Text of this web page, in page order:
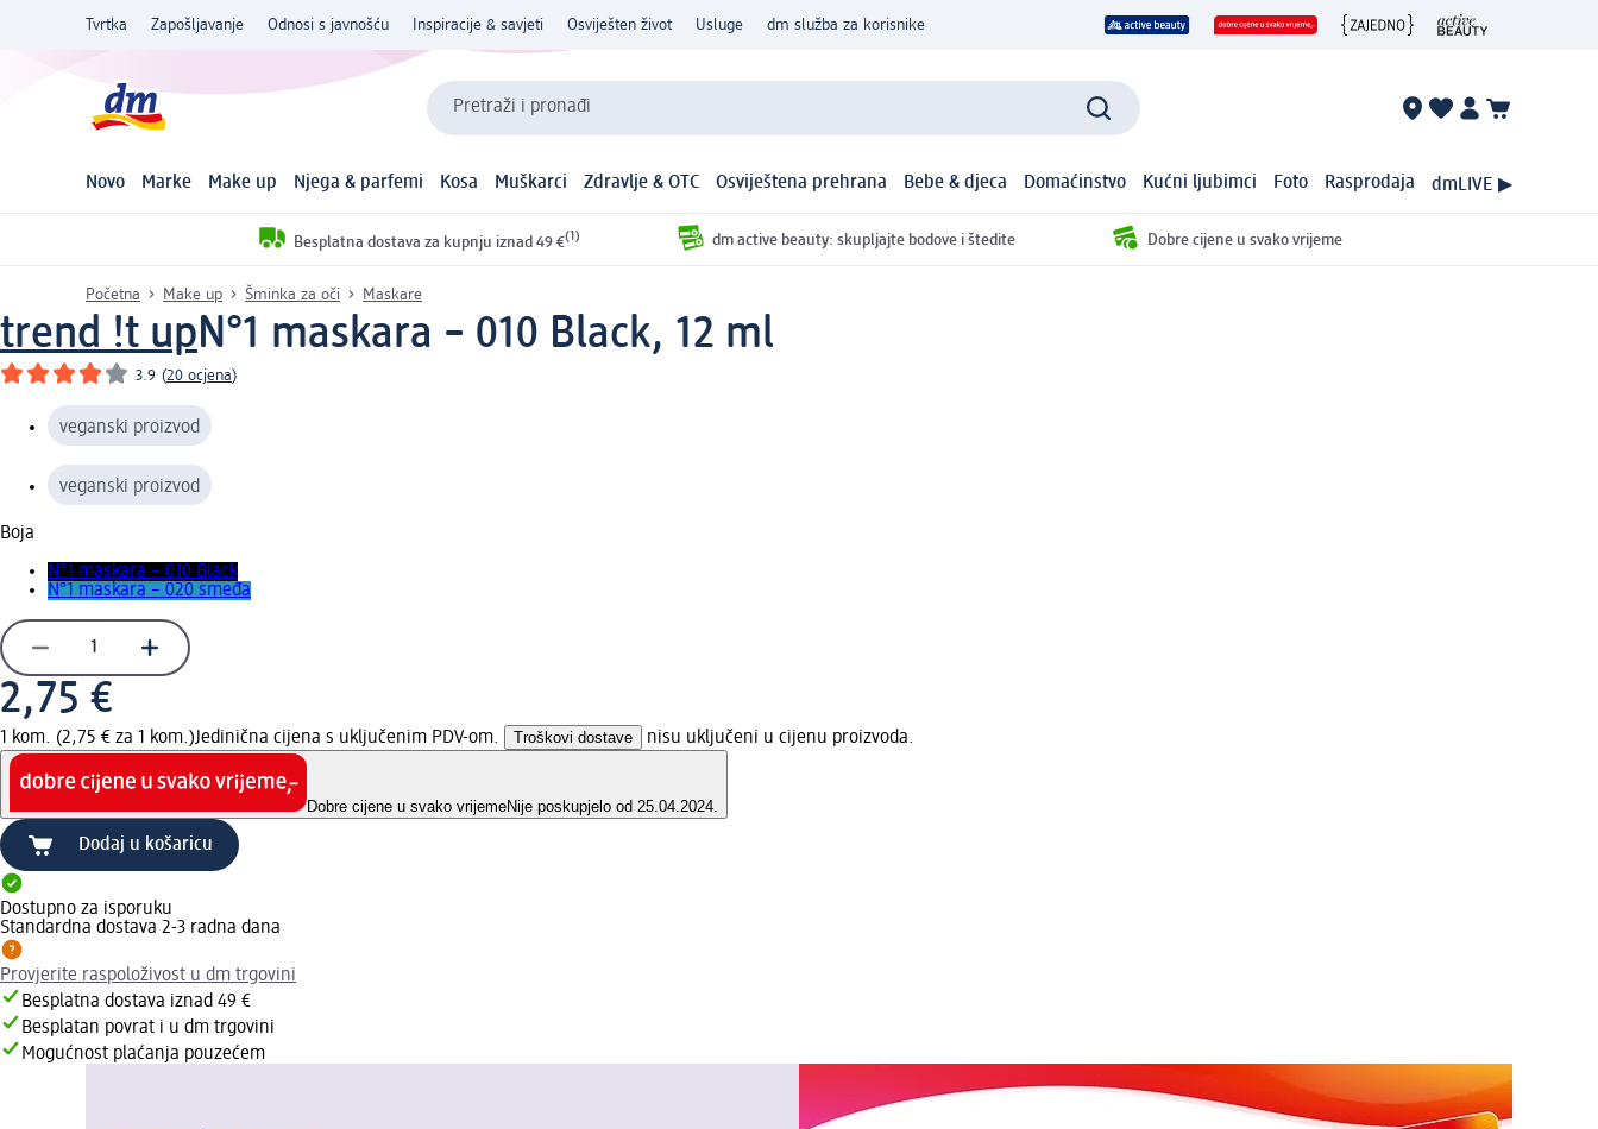
Tvrtka Zapošljavanje Odnosi s javnošću Inspiracije & savjeti Osviješten život Usluge dm služba za korisnike
Pretraži i pronađi
Novo Marke Make up Njega & parfemi Kosa Muškarci Zdravlje & OTC Osviještena prehrana Bebe & djeca Domaćinstvo Kućni ljubimci Foto Rasprodaja dmLIVE ▶
Besplatna dostava za kupnju iznad 49 €(1) dm active beauty: skupljajte bodove i štedite Dobre cijene u svako vrijeme
Početna Make up Šminka za oči Maskare
trend !t upN°1 maskara – 010 Black, 12 ml
3.9 (20 ocjena)
veganski proizvod
veganski proizvod
Boja
N°1 maskara – 010 Black
N°1 maskara – 020 smeđa
2,75 €
1 kom. (2,75 € za 1 kom.)Jedinična cijena s uključenim PDV-om. Troškovi dostave nisu uključeni u cijenu proizvoda.
Dobre cijene u svako vrijemeNije poskupjelo od 25.04.2024.
Dodaj u košaricu
Dostupno za isporuku
Standardna dostava 2-3 radna dana
Provjerite raspoloživost u dm trgovini
Besplatna dostava iznad 49 €
Besplatan povrat i u dm trgovini
Mogućnost plaćanja pouzećem